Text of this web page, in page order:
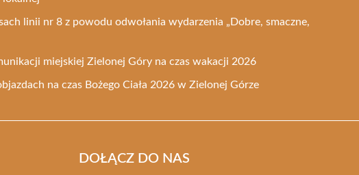
linii nr 8 z powodu odwołania wydarzenia „Dobre, smaczne,
miejskiej Zielonej Góry na czas wakacji 2026
na czas Bożego Ciała 2026 w Zielonej Górze
DOŁĄCZ DO NAS